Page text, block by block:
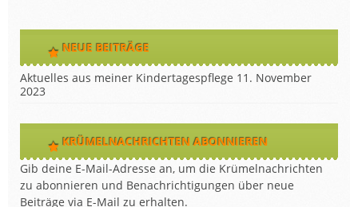
NEUE BEITRÄGE
Aktuelles aus meiner Kindertagespflege 11. November
2023
KRÜMELNACHRICHTEN ABONNIEREN
Gib deine E-Mail-Adresse an, um die Krümelnachrichten
zu abonnieren und Benachrichtigungen über neue
Beiträge via E-Mail zu erhalten.